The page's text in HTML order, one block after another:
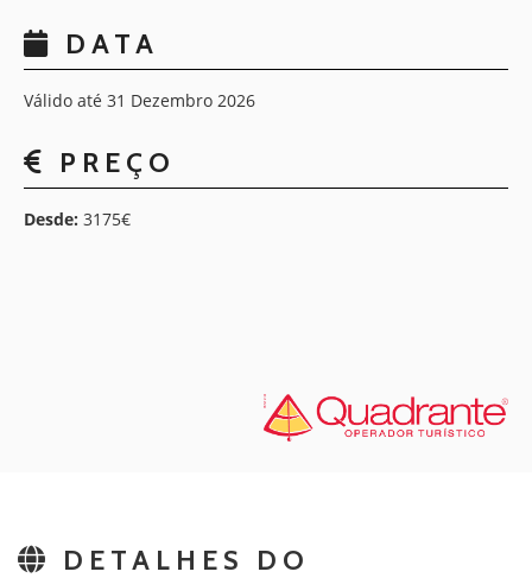
DATA
Válido até 31 Dezembro 2026
PREÇO
Desde: 3175€
DETALHES DO